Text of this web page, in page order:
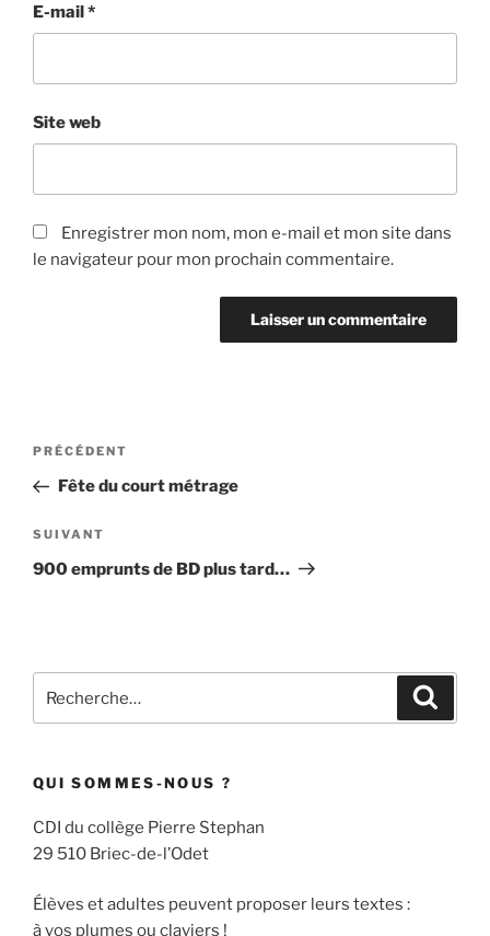
E-mail*
Site web
Enregistrer mon nom, mon e-mail et mon site dans
le navigateur pour mon prochain commentaire.
Navigation
l’article
Article
précédent
PRÉCÉDENT
Fête du court métrage
Article
suivant
SUIVANT
900 emprunts de BD plus tard…
pour
QUI SOMMES-NOUS ?
CDI du collège Pierre Stephan
29 510 Briec-de-l’Odet
Élèves et adultes peuvent proposer leurs textes :
à vos plumes ou claviers !